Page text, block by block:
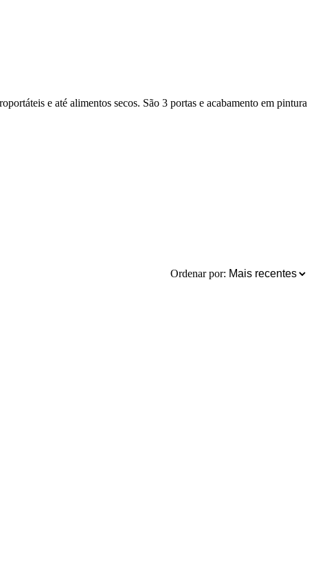
e até alimentos secos. São 3 portas e acabamento em pintura
Ordenar por: